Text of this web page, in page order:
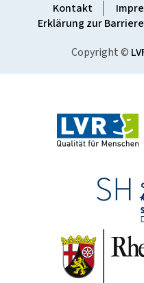
Kontakt
Erklärung zur
Copyright ©